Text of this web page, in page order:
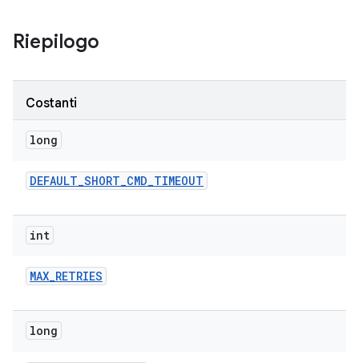
Riepilogo
Costanti
long
DEFAULT_SHORT_CMD_TIMEOUT
int
MAX_RETRIES
long